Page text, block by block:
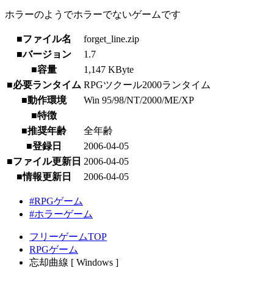
ホラーのようでホラーでないゲームです
■ファイル名
forget_line.zip
■バージョン
1.7
■容量
1,147 KByte
■必要ランタイム RPGツクール2000ランタイム
■動作環境
Win 95/98/NT/2000/ME/XP
■特徴
■推奨年齢
全年齢
■登録日
2006-04-05
■ファイル更新日 2006-04-05
■情報更新日
2006-04-05
#RPGゲーム
#ホラーゲーム
フリーゲームTOP
RPGゲーム
忘却曲線 [ Windows ]